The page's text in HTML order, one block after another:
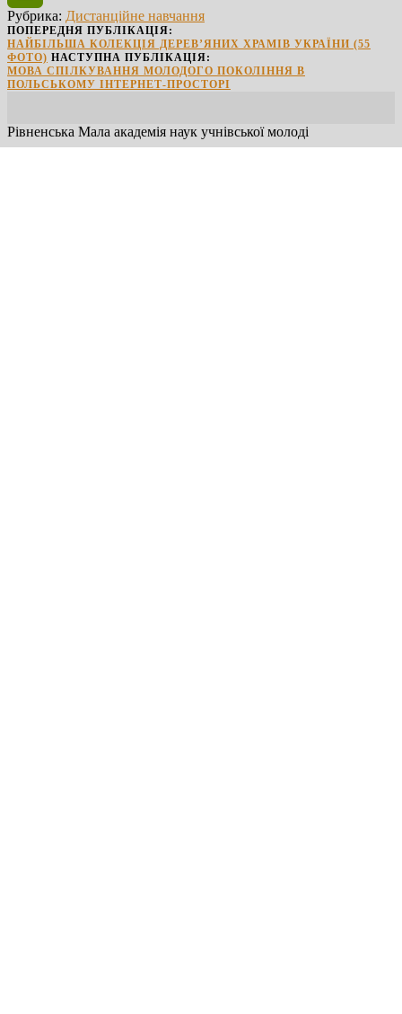
PrintFriendly
Рубрика: Дистанційне навчання
ПОПЕРЕДНЯ ПУБЛІКАЦІЯ:
НАЙБІЛЬША КОЛЕКЦІЯ ДЕРЕВ’ЯНИХ ХРАМІВ УКРАЇНИ (55
ФОТО) НАСТУПНА ПУБЛІКАЦІЯ:
МОВА СПІЛКУВАННЯ МОЛОДОГО ПОКОЛІННЯ В
ПОЛЬСЬКОМУ ІНТЕРНЕТ-ПРОСТОРІ
Рівненська Мала академія наук учнівської молоді